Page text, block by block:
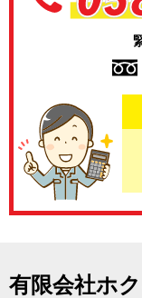
有限会社ホ